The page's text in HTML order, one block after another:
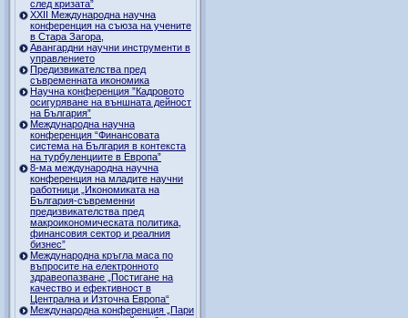
след кризата”
ХХII Международна научна
конференция на съюза на учените
в Стара Загора,
Авангардни научни инструменти в
управлението
Предизвикателства пред
съвременната икономика
Научна конференция ”Кадровото
осигуряване на външната дейност
на България”
Международна научна
конференция “Финансовата
система на България в контекста
на турбуленциите в Европа”
8-ма международна научна
конференция на младите научни
работници „Икономиката на
България-съвременни
предизвикателства пред
макроикономическата политика,
финансовия сектор и реалния
бизнес”
Международна кръгла маса по
въпросите на електронното
здравеопазване „Постигане на
качество и ефективност в
Централна и Източна Европа“
Международна конференция „Пари